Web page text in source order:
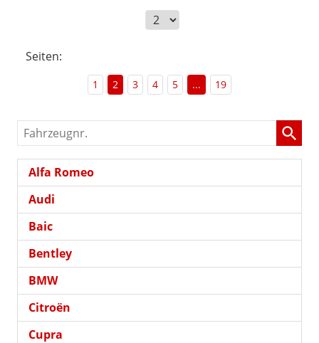
Seiten:
1 2 3 4 5 ... 19
Fahrzeugnr.
Alfa Romeo
Audi
Baic
Bentley
BMW
Citroën
Cupra